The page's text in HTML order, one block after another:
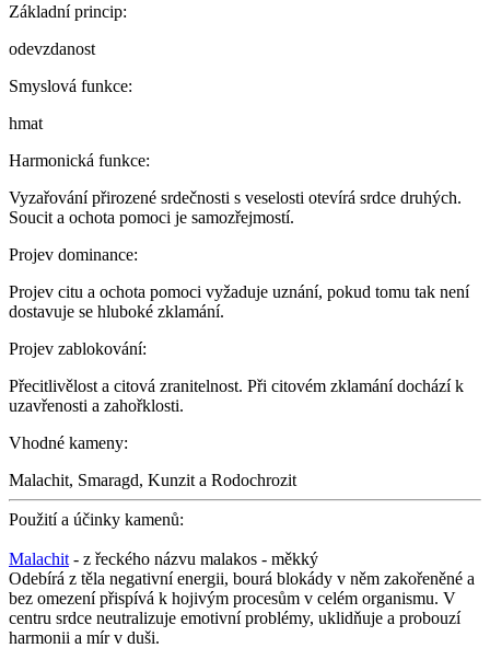
Základní princip:
odevzdanost
Smyslová funkce:
hmat
Harmonická funkce:
Vyzařování přirozené srdečnosti s veselosti otevírá srdce druhých.
Soucit a ochota pomoci je samozřejmostí.
Projev dominance:
Projev citu a ochota pomoci vyžaduje uznání, pokud tomu tak není
dostavuje se hluboké zklamání.
Projev zablokování:
Přecitlivělost a citová zranitelnost. Při citovém zklamání dochází k
uzavřenosti a zahořklosti.
Vhodné kameny:
Malachit, Smaragd, Kunzit a Rodochrozit
Použití a účinky kamenů:
Malachit - z řeckého názvu malakos - měkký
Odebírá z těla negativní energii, bourá blokády v něm zakořeněné a
bez omezení přispívá k hojivým procesům v celém organismu. V
centru srdce neutralizuje emotivní problémy, uklidňuje a probouzí
harmonii a mír v duši.